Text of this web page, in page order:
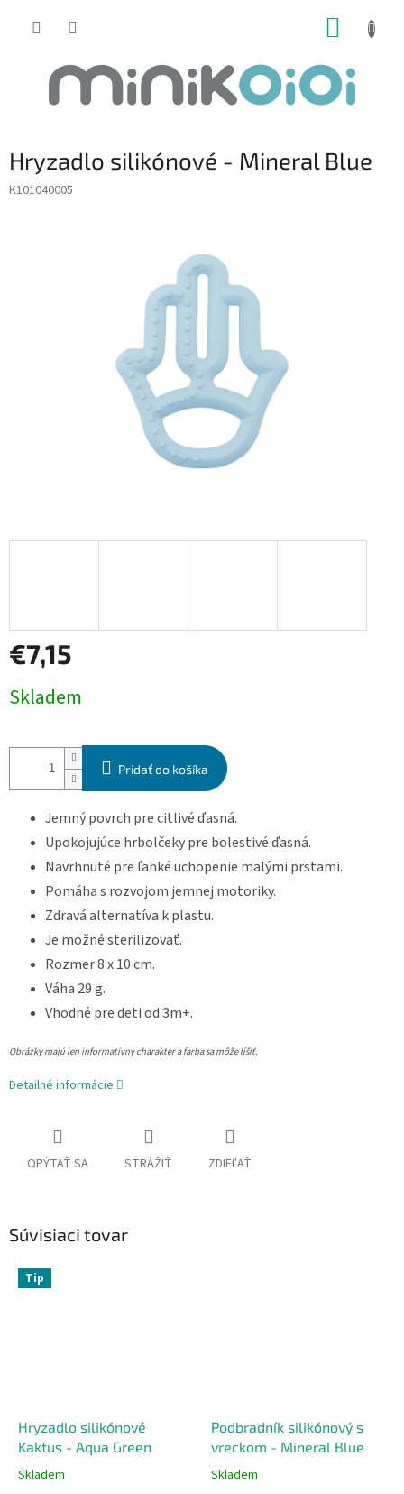
Hryzadlo silikónové - Mineral Blue
K101040005
€7,15
cena:
Skladem
Pridať do košíka
Jemný povrch pre citlivé ďasná.
Upokojujúce hrbolčeky pre bolestivé ďasná.
Navrhnuté pre ľahké uchopenie malými prstami.
Pomáha s rozvojom jemnej motoriky.
Zdravá alternatíva k plastu.
Je možné sterilizovať.
Rozmer 8 x 10 cm.
Váha 29 g.
Vhodné pre deti od 3m+.
Obrázky majú len informatívny charakter a farba sa môže líšiť.
Detailné informácie
OPÝTAŤ SA STRÁŽIŤ ZDIEĽAŤ
Súvisiaci tovar
Tip
Hryzadlo silikónové
Kaktus - Aqua Green
Priemerné
Skladem
Podbradník silikónový s
vreckom - Mineral Blue
Priemerné
Skladem